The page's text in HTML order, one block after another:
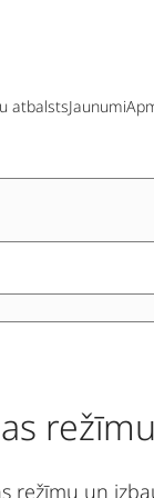
atbalstsJaunumi
režīmu un